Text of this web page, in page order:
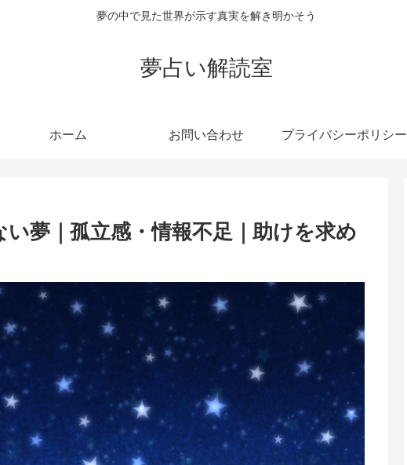
夢の中で見た世界が示す真実を解き明かそう
夢占い解読室
ホーム お問い合わせ プライバシーポリシー
い夢｜孤立感・情報不足｜助けを求め